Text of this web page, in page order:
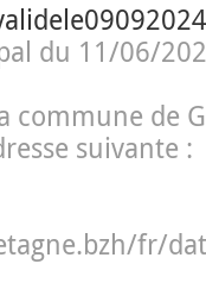
du 11/06/
commune de
suivante :
fr/